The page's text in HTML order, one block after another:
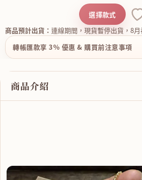
商品預計出貨： 連線期間，現貨暫停出貨，8
選擇款式
轉帳匯款享 3% 優惠 & 購買前注意事項
商品介紹